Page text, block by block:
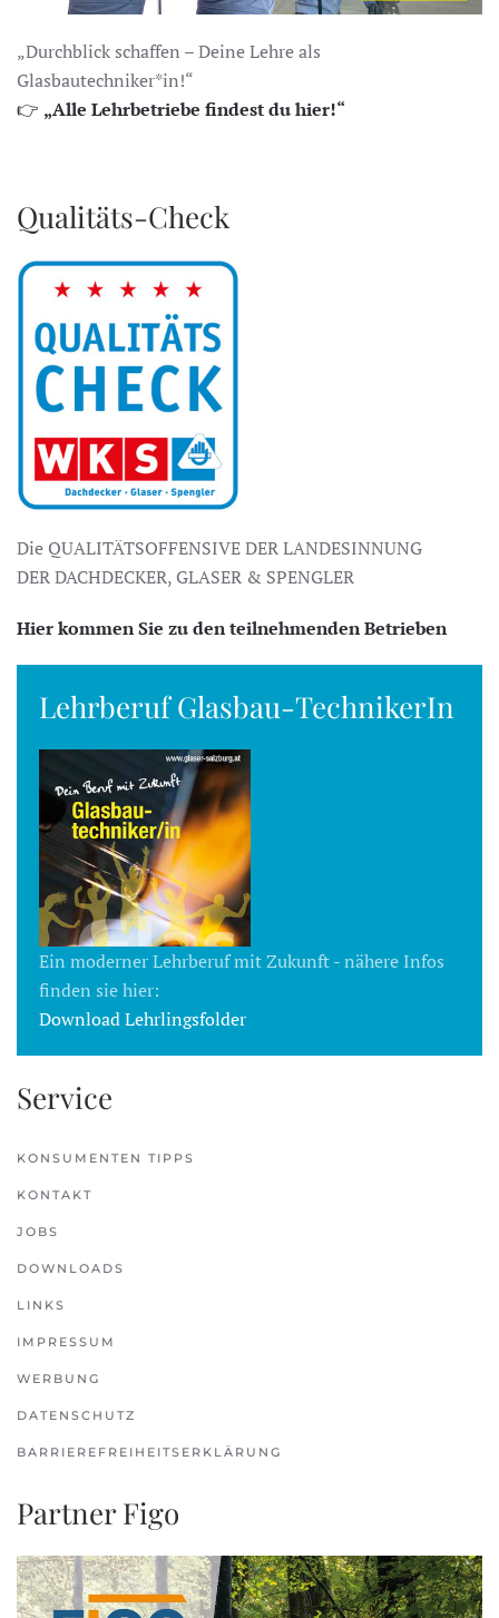
„Durchblick schaffen – Deine Lehre als
Glasbautechniker*in!“
👉 „Alle Lehrbetriebe findest du hier!“
Qualitäts-Check
Die QUALITÄTSOFFENSIVE DER LANDESINNUNG
DER DACHDECKER, GLASER & SPENGLER
Hier kommen Sie zu den teilnehmenden Betrieben
Lehrberuf Glasbau-TechnikerIn
Ein moderner Lehrberuf mit Zukunft - nähere Infos
finden sie hier:
Download Lehrlingsfolder
Service
KONSUMENTEN TIPPS
KONTAKT
JOBS
DOWNLOADS
LINKS
IMPRESSUM
WERBUNG
DATENSCHUTZ
BARRIEREFREIHEITSERKLÄRUNG
Partner Figo